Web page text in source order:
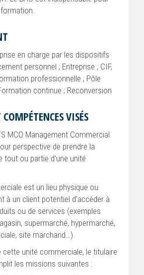
en charge par les dispositifs
personnel ; Entreprise ; CIF,
professionnelle ; Pôle
continue ; Reconversion
COMPÉTENCES VISÉS
MCO Management Commercial
perspective de prendre la
tout ou partie d’une unité
est un lieu physique ou
à un client potentiel d’accéder à
ou de services (exemples
supermarché, hypermarché,
site marchand…).
cette unité commerciale, le titulaire
les missions suivantes :